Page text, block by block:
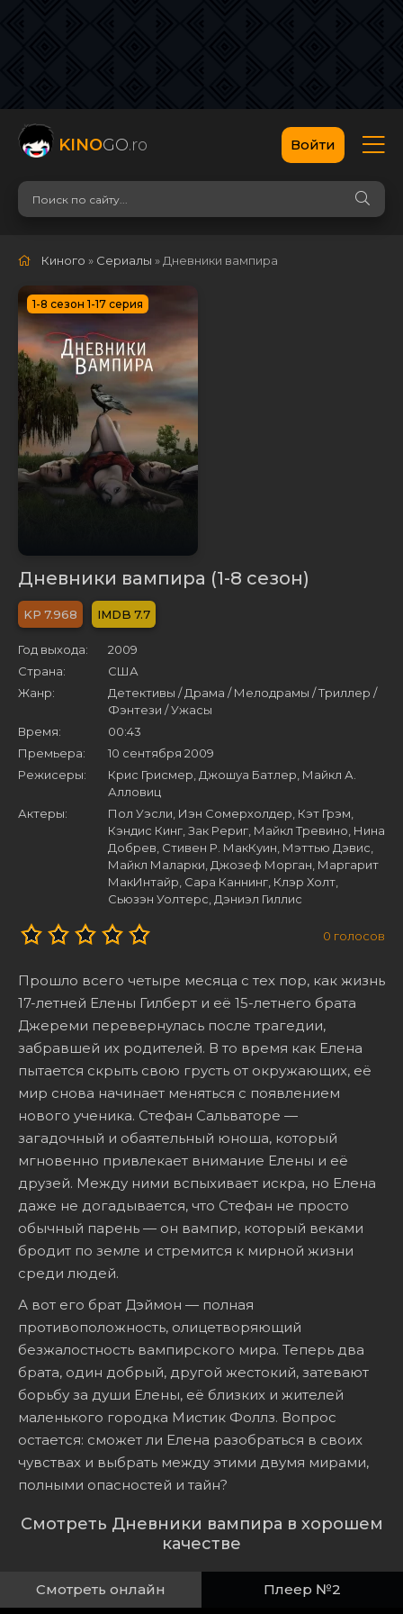
KINOGO.ro Войти
Киного » Сериалы » Дневники вампира
1-8 сезон 1-17 серия
Дневники вампира (1-8 сезон)
7.968 7.7
Год выхода:
2009
Страна:
США
Жанр:
Детективы / Драма / Мелодрамы / Триллер /
Фэнтези / Ужасы
Время:
00:43
Премьера:
10 сентября 2009
Режисеры:
Крис Грисмер, Джошуа Батлер, Майкл А.
Алловиц
Актеры:
Пол Уэсли, Иэн Сомерхолдер, Кэт Грэм,
Кэндис Кинг, Зак Рериг, Майкл Тревино, Нина
Добрев, Стивен Р. МакКуин, Мэттью Дэвис,
Майкл Маларки, Джозеф Морган, Маргарит
МакИнтайр, Сара Каннинг, Клэр Холт,
Сьюзэн Уолтерс, Дэниэл Гиллис
0 голосов
Прошло всего четыре месяца с тех пор, как жизнь
17-летней Елены Гилберт и её 15-летнего брата
Джереми перевернулась после трагедии,
забравшей их родителей. В то время как Елена
пытается скрыть свою грусть от окружающих, её
мир снова начинает меняться с появлением
нового ученика. Стефан Сальваторе —
загадочный и обаятельный юноша, который
мгновенно привлекает внимание Елены и её
друзей. Между ними вспыхивает искра, но Елена
даже не догадывается, что Стефан не просто
обычный парень — он вампир, который веками
бродит по земле и стремится к мирной жизни
среди людей.
А вот его брат Дэймон — полная
противоположность, олицетворяющий
безжалостность вампирского мира. Теперь два
брата, один добрый, другой жестокий, затевают
борьбу за души Елены, её близких и жителей
маленького городка Мистик Фоллз. Вопрос
остается: сможет ли Елена разобраться в своих
чувствах и выбрать между этими двумя мирами,
полными опасностей и тайн?
Смотреть Дневники вампира в хорошем
качестве
Смотреть онлайн Плеер №2